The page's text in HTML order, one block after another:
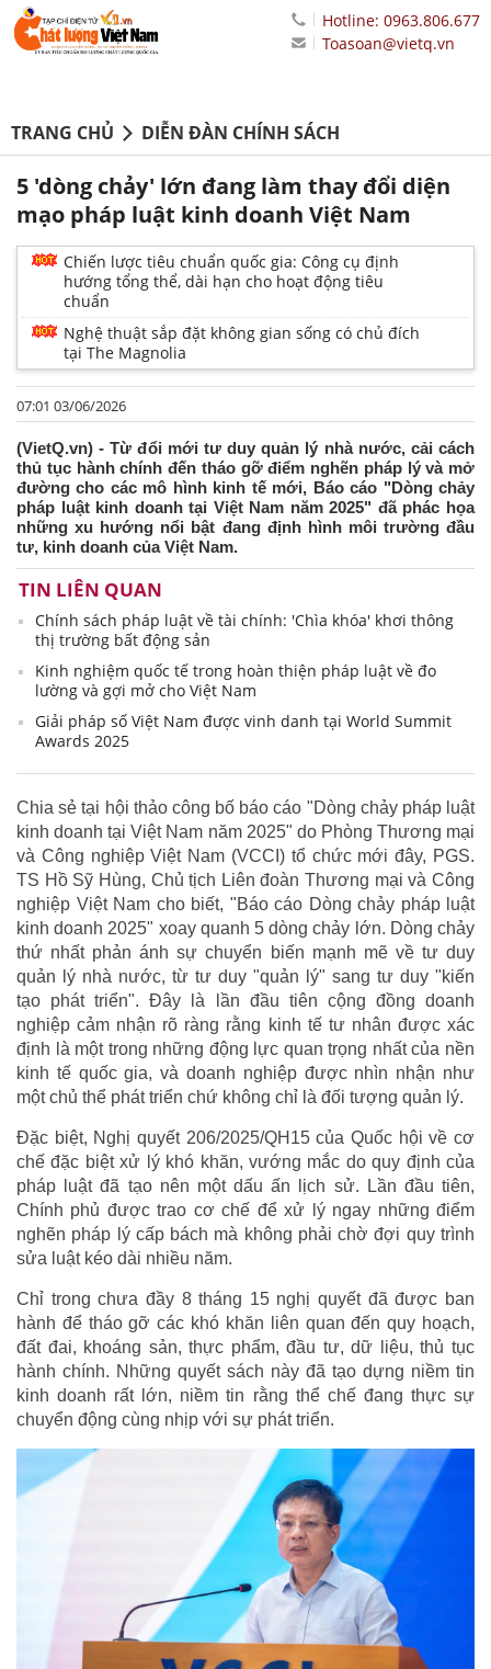
Hotline: 0963.806.677
Toasoan@vietq.vn
TRANG CHỦ DIỄN ĐÀN CHÍNH SÁCH
5 'dòng chảy' lớn đang làm thay đổi diện
mạo pháp luật kinh doanh Việt Nam
Chiến lược tiêu chuẩn quốc gia: Công cụ định
hướng tổng thể, dài hạn cho hoạt động tiêu
chuẩn
Nghệ thuật sắp đặt không gian sống có chủ đích
tại The Magnolia
07:01 03/06/2026
(VietQ.vn) - Từ đổi mới tư duy quản lý nhà nước, cải cách
thủ tục hành chính đến tháo gỡ điểm nghẽn pháp lý và mở
đường cho các mô hình kinh tế mới, Báo cáo "Dòng chảy
pháp luật kinh doanh tại Việt Nam năm 2025" đã phác họa
những xu hướng nổi bật đang định hình môi trường đầu
tư, kinh doanh của Việt Nam.
TIN LIÊN QUAN
Chính sách pháp luật về tài chính: 'Chìa khóa' khơi thông
thị trường bất động sản
Kinh nghiệm quốc tế trong hoàn thiện pháp luật về đo
lường và gợi mở cho Việt Nam
Giải pháp số Việt Nam được vinh danh tại World Summit
Awards 2025
Chia sẻ tại hội thảo công bố báo cáo "Dòng chảy pháp luật
kinh doanh tại Việt Nam năm 2025" do Phòng Thương mại
và Công nghiệp Việt Nam (VCCI) tổ chức mới đây, PGS.
TS Hồ Sỹ Hùng, Chủ tịch Liên đoàn Thương mại và Công
nghiệp Việt Nam cho biết, "Báo cáo Dòng chảy pháp luật
kinh doanh 2025" xoay quanh 5 dòng chảy lớn. Dòng chảy
thứ nhất phản ánh sự chuyển biến mạnh mẽ về tư duy
quản lý nhà nước, từ tư duy "quản lý" sang tư duy "kiến
tạo phát triển". Đây là lần đầu tiên cộng đồng doanh
nghiệp cảm nhận rõ ràng rằng kinh tế tư nhân được xác
định là một trong những động lực quan trọng nhất của nền
kinh tế quốc gia, và doanh nghiệp được nhìn nhận như
một chủ thể phát triển chứ không chỉ là đối tượng quản lý.
Đặc biệt, Nghị quyết 206/2025/QH15 của Quốc hội về cơ
chế đặc biệt xử lý khó khăn, vướng mắc do quy định của
pháp luật đã tạo nên một dấu ấn lịch sử. Lần đầu tiên,
Chính phủ được trao cơ chế để xử lý ngay những điểm
nghẽn pháp lý cấp bách mà không phải chờ đợi quy trình
sửa luật kéo dài nhiều năm.
Chỉ trong chưa đầy 8 tháng 15 nghị quyết đã được ban
hành để tháo gỡ các khó khăn liên quan đến quy hoạch,
đất đai, khoáng sản, thực phẩm, đầu tư, dữ liệu, thủ tục
hành chính. Những quyết sách này đã tạo dựng niềm tin
kinh doanh rất lớn, niềm tin rằng thể chế đang thực sự
chuyển động cùng nhịp với sự phát triển.